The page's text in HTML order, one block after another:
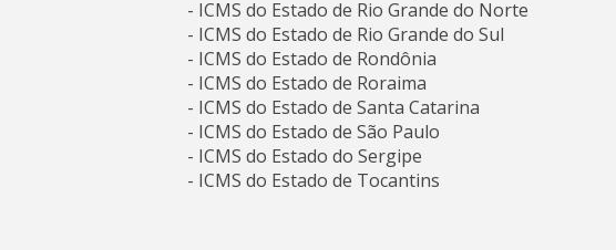
- ICMS do Estado de Rio Grande do Norte
- ICMS do Estado de Rio Grande do Sul
- ICMS do Estado de Rondônia
- ICMS do Estado de Roraima
- ICMS do Estado de Santa Catarina
- ICMS do Estado de São Paulo
- ICMS do Estado do Sergipe
- ICMS do Estado de Tocantins